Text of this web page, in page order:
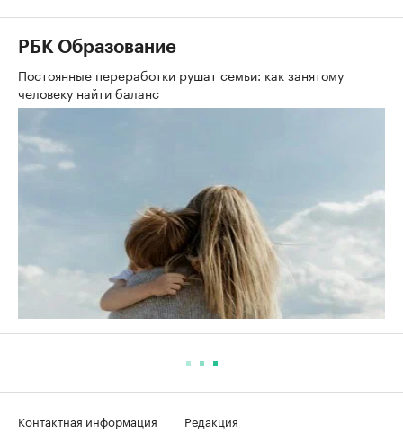
РБК Образование
Постоянные переработки рушат семьи: как занятому
человеку найти баланс
Контактная информация
Редакция